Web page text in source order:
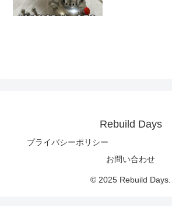
Rebuild Days
プライバシーポリシー
お問い合わせ
© 2025 Rebuild Days.